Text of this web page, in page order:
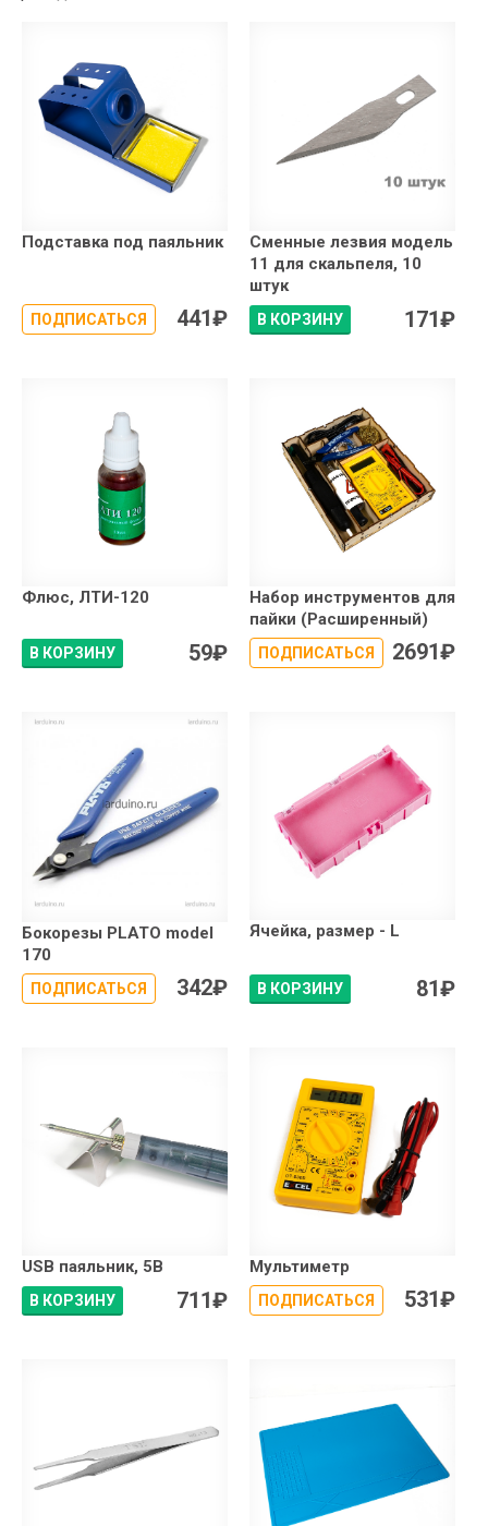
Подставка под паяльник
ПОДПИСАТЬСЯ 441₽
Сменные лезвия модель
11 для скальпеля, 10
штук
В КОРЗИНУ 171₽
Флюс, ЛТИ-120
В КОРЗИНУ 59₽
Набор инструментов для
пайки (Расширенный)
ПОДПИСАТЬСЯ 2691₽
Бокорезы PLATO model
170
ПОДПИСАТЬСЯ 342₽
Ячейка, размер - L
В КОРЗИНУ 81₽
USB паяльник, 5В
В КОРЗИНУ 711₽
Мультиметр
ПОДПИСАТЬСЯ 531₽